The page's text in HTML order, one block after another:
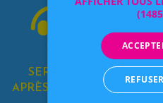
SERVICE
APRÈS-VENTE